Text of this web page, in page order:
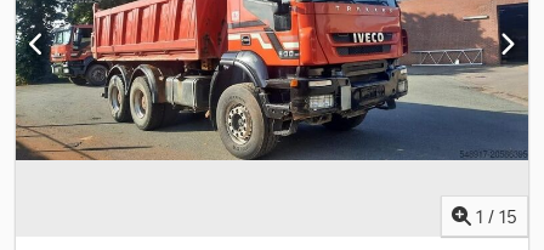
peças de reposição do veículo podem ser adquiridas mediante
consulta e custo adicional. INFORMAÇÕES SOBRE ACESSÓRIOS
SEM GARANTIA; alterações, venda prévia e erros reservados!
1 / 15